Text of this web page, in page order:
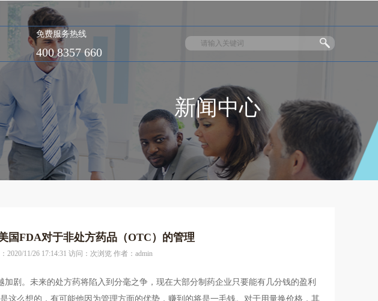
免费服务热线
400 8357 660
新闻中心
国FDA对于非处方药品（OTC）的管理
2020/11/26 17:14:31 访问： 次浏览 作者：admin
剧。未来的处方药将陷入到分毫之争，现在大部分制药企业只要能有几分钱的盈利
这么想的，有可能他因为管理方面的优势，赚到的将是一毛钱。对于用量换价格，其